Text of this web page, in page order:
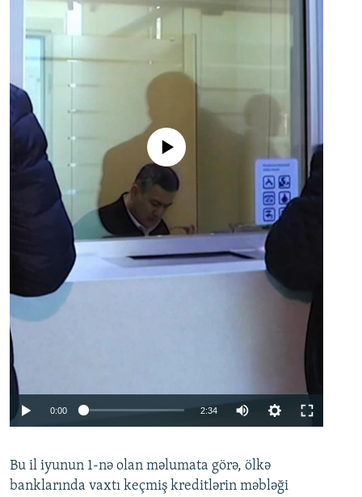
No media source currently available
0:00 2:34
360p
480p
Bu il iyunun 1-nə olan məlumata görə, ölkə
banklarında vaxtı keçmiş kreditlərin məbləği